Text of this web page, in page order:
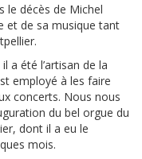
le décès de Michel
et de sa musique tant
a été l’artisan de la
employé à les faire
concerts. Nous nous
du bel orgue du
dont il a eu le
mois.